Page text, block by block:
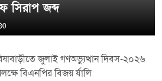
সিরাপ জব্দ
0
জুলাই গণঅভ্যুত্থান দিবস-২০২৬
বিএনপির বিজয় র্যালি